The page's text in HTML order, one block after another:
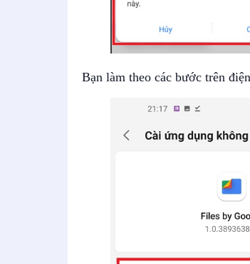
Bạn làm theo các bước trên